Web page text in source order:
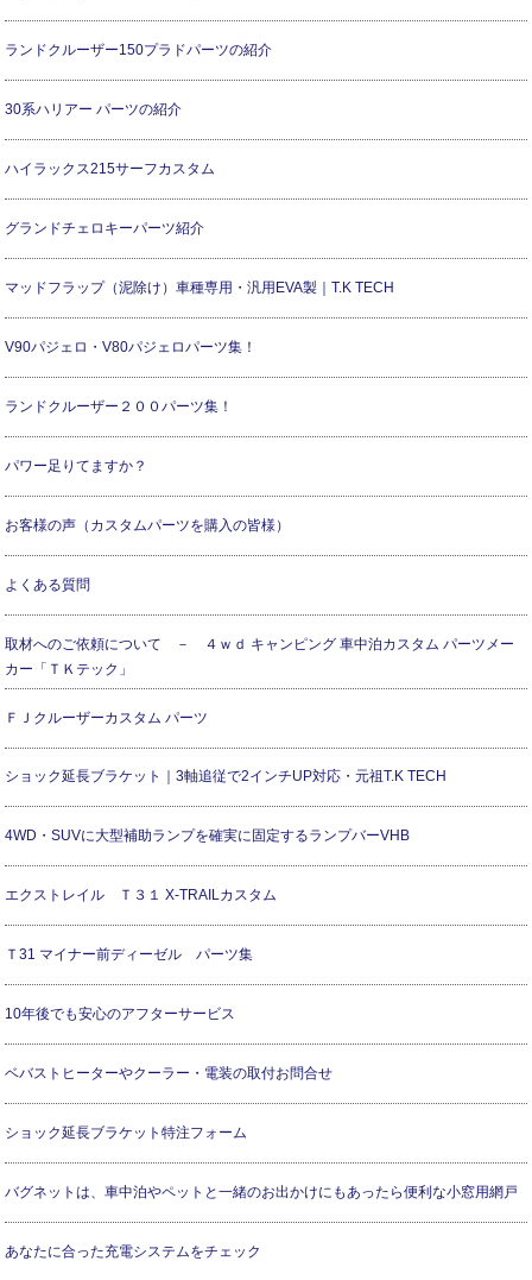
ランドクルーザー150プラドパーツの紹介
30系ハリアー パーツの紹介
ハイラックス215サーフカスタム
グランドチェロキーパーツ紹介
マッドフラップ（泥除け）車種専用・汎用EVA製｜T.K TECH
V90パジェロ・V80パジェロパーツ集！
ランドクルーザー２００パーツ集！
パワー足りてますか？
お客様の声（カスタムパーツを購入の皆様）
よくある質問
取材へのご依頼について － ４ｗｄ キャンピング 車中泊カスタム パーツメー
カー「ＴＫテック」
ＦＪクルーザーカスタム パーツ
ショック延長ブラケット｜3軸追従で2インチUP対応・元祖T.K TECH
4WD・SUVに大型補助ランプを確実に固定するランプバーVHB
エクストレイル Ｔ３１ X-TRAILカスタム
Ｔ31 マイナー前ディーゼル パーツ集
10年後でも安心のアフターサービス
ベバストヒーターやクーラー・電装の取付お問合せ
ショック延長ブラケット特注フォーム
バグネットは、車中泊やペットと一緒のお出かけにもあったら便利な小窓用網戸
あなたに合った充電システムをチェック